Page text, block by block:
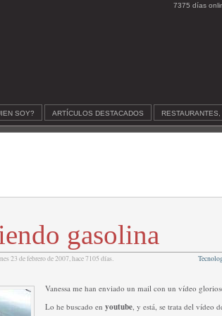
7375 días
SOY? ARTÍCULOS DESTACADOS
gasolina
23 de febrero de 2007, hace 7105 días.
Vanessa me han enviado un mail con un vídeo
Lo he buscado en youtube, y está, se trata del vídeo